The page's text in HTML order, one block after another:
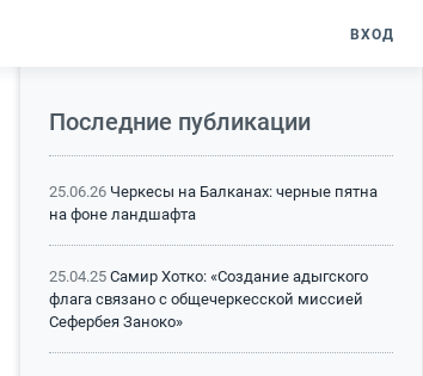
ВХОД
Последние публикации
25.06.26 Черкесы на Балканах: черные пятна
на фоне ландшафта
25.04.25 Самир Хотко: «Создание адыгского
флага связано с общечеркесской миссией
Сефербея Заноко»